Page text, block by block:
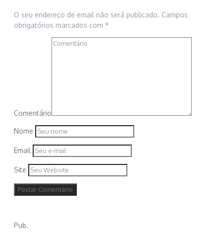
O seu endereço de email não será publicado. Campos
obrigatórios marcados com *
Comentário
Nome
Email
Site
Pub.